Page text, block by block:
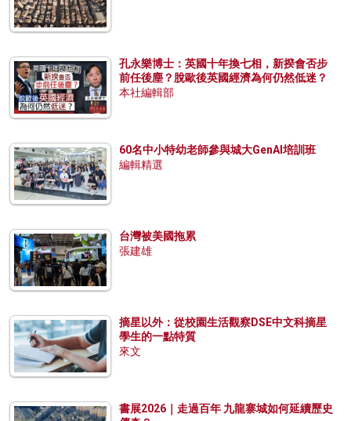
孔永樂博士：英國十年換七相，新揆會否步
前任後塵？脫歐後英國經濟為何仍然低迷？
本社編輯部
60名中小特幼老師參與城大GenAI培訓班
編輯精選
台灣被美國拖累
張建雄
摘星以外：從校園生活觀察DSE中文科摘星
學生的一點特質
來文
書展2026｜走過百年 九龍寨城如何延續歷史